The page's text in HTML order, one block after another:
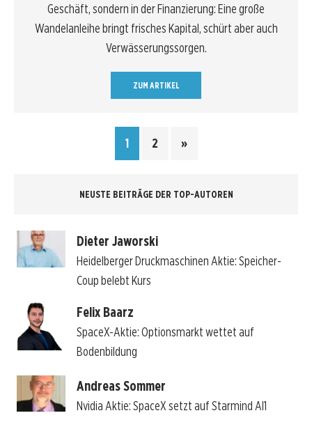
Geschäft, sondern in der Finanzierung: Eine große
Wandelanleihe bringt frisches Kapital, schürt aber auch
Verwässerungssorgen.
ZUM ARTIKEL
1 2 »
NEUSTE BEITRÄGE DER TOP-AUTOREN
Dieter Jaworski
Heidelberger Druckmaschinen Aktie: Speicher-
Coup belebt Kurs
Felix Baarz
SpaceX-Aktie: Optionsmarkt wettet auf
Bodenbildung
Andreas Sommer
Nvidia Aktie: SpaceX setzt auf Starmind AI1